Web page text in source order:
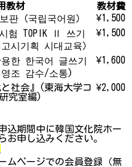
教材
教材費
판（국립국어원）
¥1,500
험 TOPIK Ⅱ 쓰기
시기획 시대교육）
¥1,500
한 한국어 글쓰기
조 감수/소통)
¥1,600
と社会』(東海大学コ
究室編)
¥2,000
込期間中に韓国文化院ホー
お申し込みください。
ムページでの会員登録（無